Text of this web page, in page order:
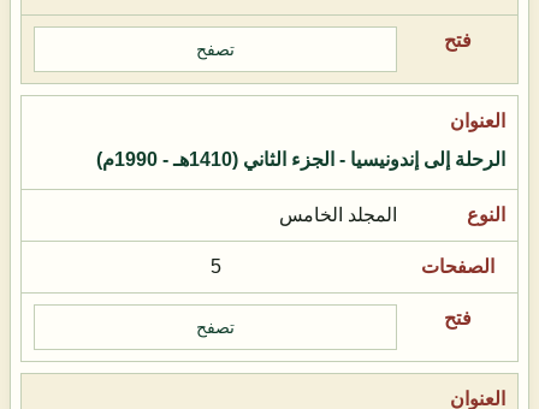
تصفح
الرحلة إلى إندونيسيا - الجزء الثاني (1410هـ - 1990م)
المجلد الخامس
5
تصفح